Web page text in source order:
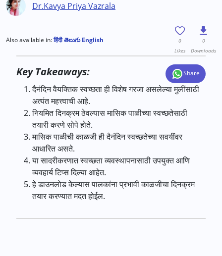
Dr.Kavya Priya Vazrala
Also available in:हिंदीతెలుగుEnglish
0
Likes
0
Downloads
Key Takeaways: Share
दैनंदिन वैयक्तिक स्वच्छता ही विशेष गरजा असलेल्या मुलींसाठी
अत्यंत महत्त्वाची आहे.
नियमित दिनक्रम ठेवल्यास मासिक पाळीच्या स्वच्छतेसाठी
तयारी करणे सोपे होते.
मासिक पाळीची काळजी ही दैनंदिन स्वच्छतेच्या सवयींवर
आधारित असते.
या सादरीकरणात स्वच्छता व्यवस्थापनासाठी उपयुक्त आणि
व्यवहार्य टिप्स दिल्या आहेत.
हे डाउनलोड केल्यास पालकांना प्रभावी काळजीचा दिनक्रम
तयार करण्यात मदत होईल.